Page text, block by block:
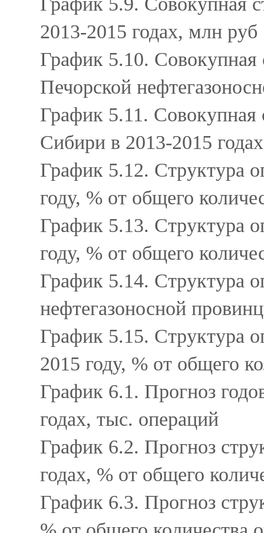
2013-2015 годах, млн руб
График 5.10.
Печорской
График 5.11.
Сибири в 2013-2015
График 5.12. Структура
году, % от общего
График 5.13. Структура
году, % от общего
График 5.14. Структура
нефтегазоносной
График 5.15. Структура
2015 году, % от общего
График 6.1. Прогноз
годах, тыс. операций
График 6.2. Прогноз
годах, % от общего
График 6.3. Прогноз